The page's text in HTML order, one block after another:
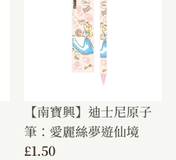
【南寶興】迪士尼原子
筆：愛麗絲夢遊仙境
£1.50